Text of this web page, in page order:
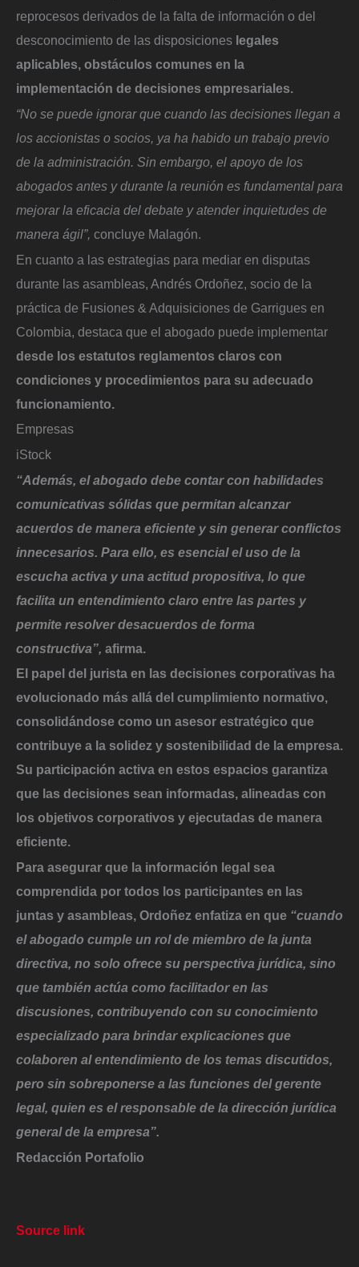
reprocesos derivados de la falta de información o del
desconocimiento de las disposiciones legales
aplicables, obstáculos comunes en la
implementación de decisiones empresariales.
“No se puede ignorar que cuando las decisiones llegan a
los accionistas o socios, ya ha habido un trabajo previo
de la administración. Sin embargo, el apoyo de los
abogados antes y durante la reunión es fundamental para
mejorar la eficacia del debate y atender inquietudes de
manera ágil”, concluye Malagón.
En cuanto a las estrategias para mediar en disputas
durante las asambleas, Andrés Ordoñez, socio de la
práctica de Fusiones & Adquisiciones de Garrigues en
Colombia, destaca que el abogado puede implementar
desde los estatutos reglamentos claros con
condiciones y procedimientos para su adecuado
funcionamiento.
Empresas
iStock
“Además, el abogado debe contar con habilidades
comunicativas sólidas que permitan alcanzar
acuerdos de manera eficiente y sin generar conflictos
innecesarios. Para ello, es esencial el uso de la
escucha activa y una actitud propositiva, lo que
facilita un entendimiento claro entre las partes y
permite resolver desacuerdos de forma
constructiva”, afirma.
El papel del jurista en las decisiones corporativas ha
evolucionado más allá del cumplimiento normativo,
consolidándose como un asesor estratégico que
contribuye a la solidez y sostenibilidad de la empresa.
Su participación activa en estos espacios garantiza
que las decisiones sean informadas, alineadas con
los objetivos corporativos y ejecutadas de manera
eficiente.
Para asegurar que la información legal sea
comprendida por todos los participantes en las
juntas y asambleas, Ordoñez enfatiza en que “cuando
el abogado cumple un rol de miembro de la junta
directiva, no solo ofrece su perspectiva jurídica, sino
que también actúa como facilitador en las
discusiones, contribuyendo con su conocimiento
especializado para brindar explicaciones que
colaboren al entendimiento de los temas discutidos,
pero sin sobreponerse a las funciones del gerente
legal, quien es el responsable de la dirección jurídica
general de la empresa”.
Redacción Portafolio
Source link